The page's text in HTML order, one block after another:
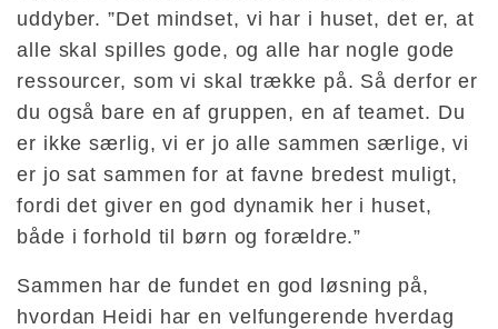
uddyber. ”Det mindset, vi har i huset, det er, at
alle skal spilles gode, og alle har nogle gode
ressourcer, som vi skal trække på. Så derfor er
du også bare en af gruppen, en af teamet. Du
er ikke særlig, vi er jo alle sammen særlige, vi
er jo sat sammen for at favne bredest muligt,
fordi det giver en god dynamik her i huset,
både i forhold til børn og forældre.”
Sammen har de fundet en god løsning på,
hvordan Heidi har en velfungerende hverdag